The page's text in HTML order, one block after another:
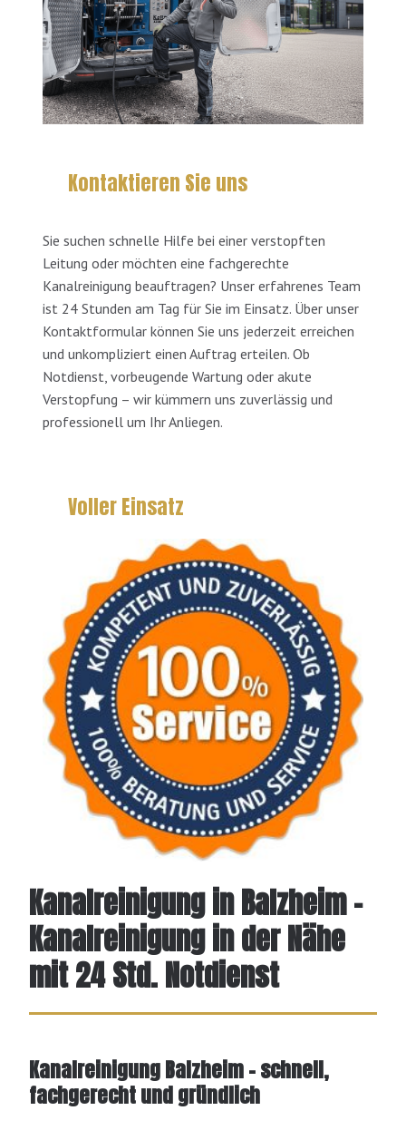
Kanalreinigung in Balzheim -
Kanalreinigung in der Nähe
mit 24 Std. Notdienst
Kanalreinigung Balzheim – schnell,
fachgerecht und gründlich
Kontaktieren Sie uns
Sie suchen schnelle Hilfe bei einer verstopften
Leitung oder möchten eine fachgerechte
Kanalreinigung beauftragen? Unser erfahrenes Team
ist 24 Stunden am Tag für Sie im Einsatz. Über unser
Kontaktformular können Sie uns jederzeit erreichen
und unkompliziert einen Auftrag erteilen. Ob
Notdienst, vorbeugende Wartung oder akute
Verstopfung – wir kümmern uns zuverlässig und
professionell um Ihr Anliegen.
Voller Einsatz